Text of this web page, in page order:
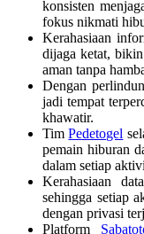
konsisten
fokus nikmati
Kerahasiaan
dijaga ketat,
aman tanpa
Dengan
jadi tempat
khawatir.
TimPedetogel
pemain hiburan
dalam setiap
Kerahasiaan
sehingga setiap
dengan privasi
Platform